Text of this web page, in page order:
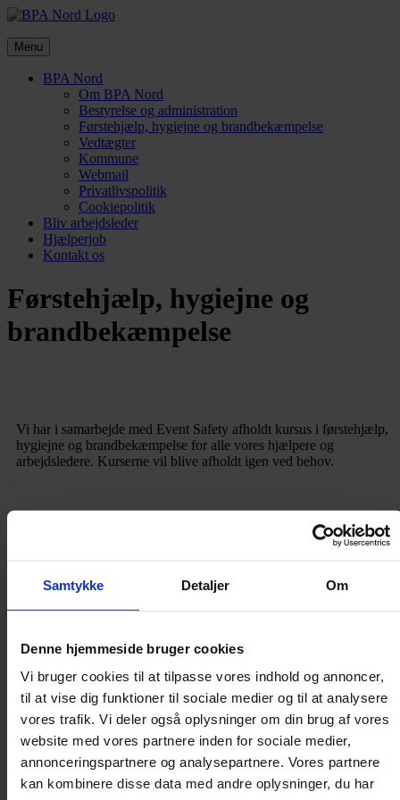
Samtykke Detaljer Om
Denne hjemmeside bruger cookies
Vi bruger cookies til at tilpasse vores indhold og annoncer,
til at vise dig funktioner til sociale medier og til at analysere
vores trafik. Vi deler også oplysninger om din brug af vores
website med vores partnere inden for sociale medier,
annonceringspartnere og analysepartnere. Vores partnere
kan kombinere disse data med andre oplysninger, du har
Skip
content
Menu
BPA Nord
Om BPA Nord
Bestyrelse og administration
Førstehjælp, hygiejne og brandbekæmpelse
Vedtægter
Kommune
Webmail
Privatlivspolitik
Cookiepolitik
Bliv arbejdsleder
Hjælperjob
Kontakt os
Førstehjælp, hygiejne og
brandbekæmpelse
Vi har i samarbejde med Event Safety afholdt kursus i førstehjælp,
hygiejne og brandbekæmpelse for alle vores hjælpere og
arbejdsledere. Kurserne vil blive afholdt igen ved behov.
Er du arbejdsleder eller hjælper i BPA Nord, tilbyder vi gratis
vaccine mod influenza og covid. Se i din Planday indbakke for flere
informationer.
vedtægter.
Afholdes på Scandic Hotel, Hadsundvej 200, 9220 Aalborg Ø.
Foredrag med handicapaktivist Rasmus Lund-
Sørensen